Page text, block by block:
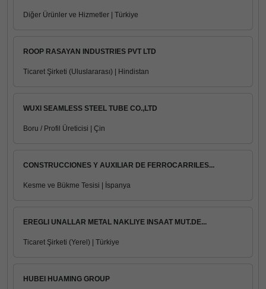
Diğer Ürünler ve Hizmetler | Türkiye
ROOP RASAYAN INDUSTRIES PVT LTD
Ticaret Şirketi (Uluslararası) | Hindistan
WUXI SEAMLESS STEEL TUBE CO.,LTD
Boru / Profil Üreticisi | Çin
CONSTRUCCIONES Y AUXILIAR DE FERROCARRILES...
Kesme ve Bükme Tesisi | İspanya
EREGLI UNALLAR METAL NAKLIYE INSAAT MUT.DE...
Ticaret Şirketi (Yerel) | Türkiye
HUBEI HUAMING GROUP